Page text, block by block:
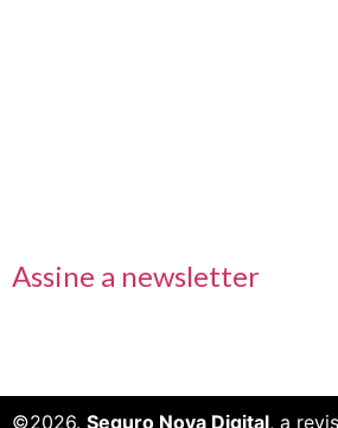
Assine a newsletter
©2026. Seguro Nova Digital, a